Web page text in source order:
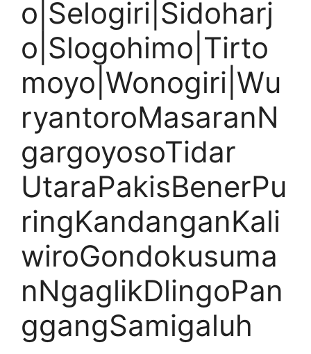
o|Selogiri|Sidoharj
o|Slogohimo|Tirto
moyo|Wonogiri|Wu
ryantoroMasaranN
gargoyosoTidar
UtaraPakisBenerPu
ringKandanganKali
wiroGondokusuma
nNgaglikDlingoPan
ggangSamigaluh